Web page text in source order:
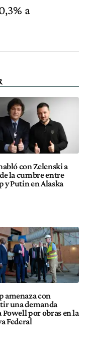
a
con Zelenski a
la cumbre entre
y Putin en Alaska
amenaza con
una demanda
por obras en la
Federal